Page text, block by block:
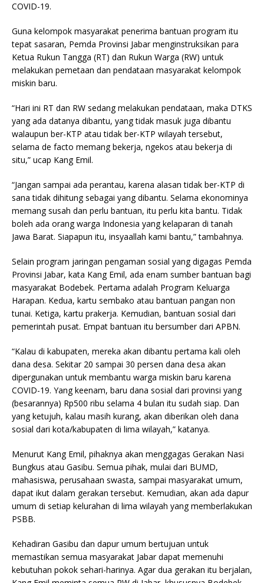
COVID-19.
Guna kelompok masyarakat penerima bantuan program itu
tepat sasaran, Pemda Provinsi Jabar menginstruksikan para
Ketua Rukun Tangga (RT) dan Rukun Warga (RW) untuk
melakukan pemetaan dan pendataan masyarakat kelompok
miskin baru.
“Hari ini RT dan RW sedang melakukan pendataan, maka DTKS
yang ada datanya dibantu, yang tidak masuk juga dibantu
walaupun ber-KTP atau tidak ber-KTP wilayah tersebut,
selama de facto memang bekerja, ngekos atau bekerja di
situ,” ucap Kang Emil.
“Jangan sampai ada perantau, karena alasan tidak ber-KTP di
sana tidak dihitung sebagai yang dibantu. Selama ekonominya
memang susah dan perlu bantuan, itu perlu kita bantu. Tidak
boleh ada orang warga Indonesia yang kelaparan di tanah
Jawa Barat. Siapapun itu, insyaallah kami bantu,” tambahnya.
Selain program jaringan pengaman sosial yang digagas Pemda
Provinsi Jabar, kata Kang Emil, ada enam sumber bantuan bagi
masyarakat Bodebek. Pertama adalah Program Keluarga
Harapan. Kedua, kartu sembako atau bantuan pangan non
tunai. Ketiga, kartu prakerja. Kemudian, bantuan sosial dari
pemerintah pusat. Empat bantuan itu bersumber dari APBN.
“Kalau di kabupaten, mereka akan dibantu pertama kali oleh
dana desa. Sekitar 20 sampai 30 persen dana desa akan
dipergunakan untuk membantu warga miskin baru karena
COVID-19. Yang keenam, baru dana sosial dari provinsi yang
(besarannya) Rp500 ribu selama 4 bulan itu sudah siap. Dan
yang ketujuh, kalau masih kurang, akan diberikan oleh dana
sosial dari kota/kabupaten di lima wilayah,” katanya.
Menurut Kang Emil, pihaknya akan menggagas Gerakan Nasi
Bungkus atau Gasibu. Semua pihak, mulai dari BUMD,
mahasiswa, perusahaan swasta, sampai masyarakat umum,
dapat ikut dalam gerakan tersebut. Kemudian, akan ada dapur
umum di setiap kelurahan di lima wilayah yang memberlakukan
PSBB.
Kehadiran Gasibu dan dapur umum bertujuan untuk
memastikan semua masyarakat Jabar dapat memenuhi
kebutuhan pokok sehari-harinya. Agar dua gerakan itu berjalan,